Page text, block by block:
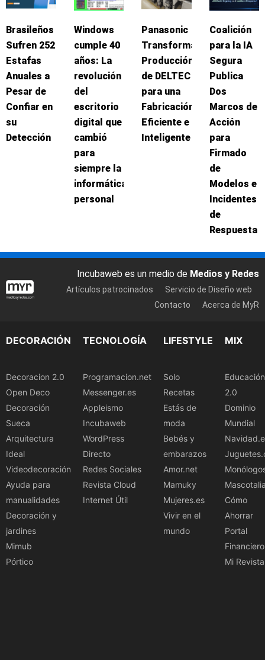
Brasileños
Sufren 252
Estafas
Anuales a
Pesar de
Confiar en
su
Detección
Windows
cumple 40
años: La
revolución
del
escritorio
digital que
cambió
para
siempre la
informática
personal
Panasonic
Transforma
Producción
de DELTEC
para una
Fabricación
Eficiente e
Inteligente
Coalición
para la IA
Segura
Publica
Dos
Marcos de
Acción
para
Firmado
de
Modelos e
Incidentes
de
Respuesta
Incubaweb es un medio de Medios y Redes
Artículos patrocinados
Servicio de Diseño web
Contacto
Acerca de MyR
DECORACIÓN
Decoracion 2.0
Open Deco
Decoración
Sueca
Arquitectura
Ideal
Videodecoración
Ayuda para
manualidades
Decoración y
jardines
Mimub
Pórtico
TECNOLOGÍA
Programacion.net
Messenger.es
Appleismo
Incubaweb
WordPress
Directo
Redes Sociales
Revista Cloud
Internet Útil
LIFESTYLE
Solo
Recetas
Estás de
moda
Bebés y
embarazos
Amor.net
Mamuky
Mujeres.es
Vivir en el
mundo
MIX
Educación
2.0
Dominio
Mundial
Cómo
Ahorrar
Portal
Financiero
Mi Revista